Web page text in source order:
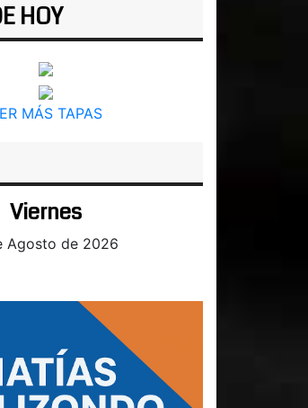
HOY
MÁS TAPAS
Viernes
Agosto de 2026